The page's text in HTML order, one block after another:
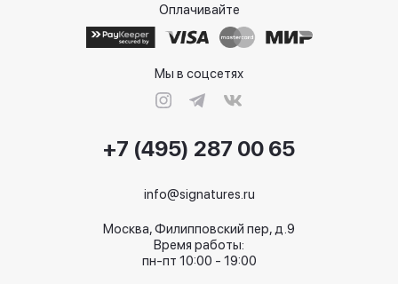
Оплачивайте
Мы в соцсетях
+7 (495) 287 00 65
info@signatures.ru
Москва, Филипповский пер, д.9
Время работы:
пн-пт 10:00 - 19:00